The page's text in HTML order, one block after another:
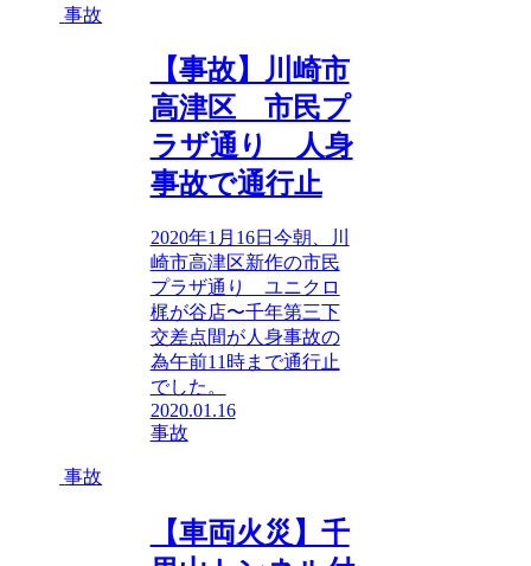
事故
【事故】川崎市
高津区 市民プ
ラザ通り 人身
事故で通行止
2020年1月16日今朝、川
崎市高津区新作の市民
プラザ通り ユニクロ
梶が谷店〜千年第三下
交差点間が人身事故の
為午前11時まで通行止
でした。
2020.01.16
事故
事故
【車両火災】千